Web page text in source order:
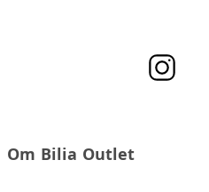
Om Bilia Outlet